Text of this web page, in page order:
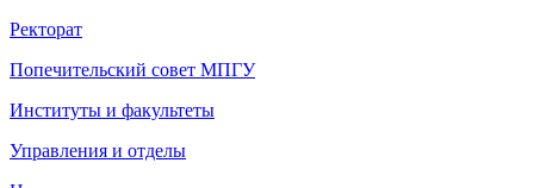
Ректорат
Попечительский совет МПГУ
Институты и факультеты
Управления и отделы